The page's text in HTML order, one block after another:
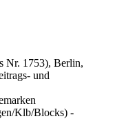
Nr. 1753), Berlin,
und
Klb/Blocks) -